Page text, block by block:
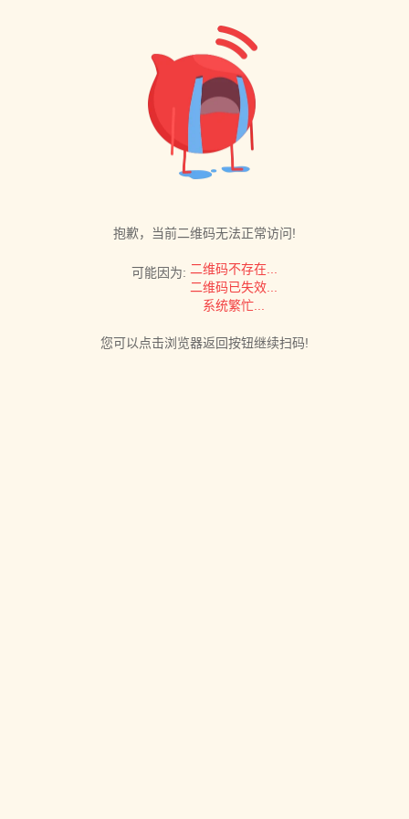
抱歉，当前二维码无法正常访问!
可能因为: 二维码不存在...
二维码已失效...
系统繁忙...
您可以点击浏览器返回按钮继续扫码!